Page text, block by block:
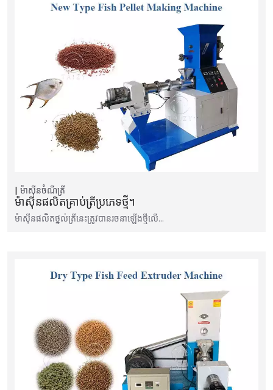
ម៉ាស៊ីនចំណីត្រី
ម៉ាស៊ីនផលិតគ្រាប់ត្រីប្រភេទថ្មី។
ម៉ាស៊ីនផលិតថ្នល់ត្រីនេះត្រូវបានរចនាឡើងថ្មីលើ…